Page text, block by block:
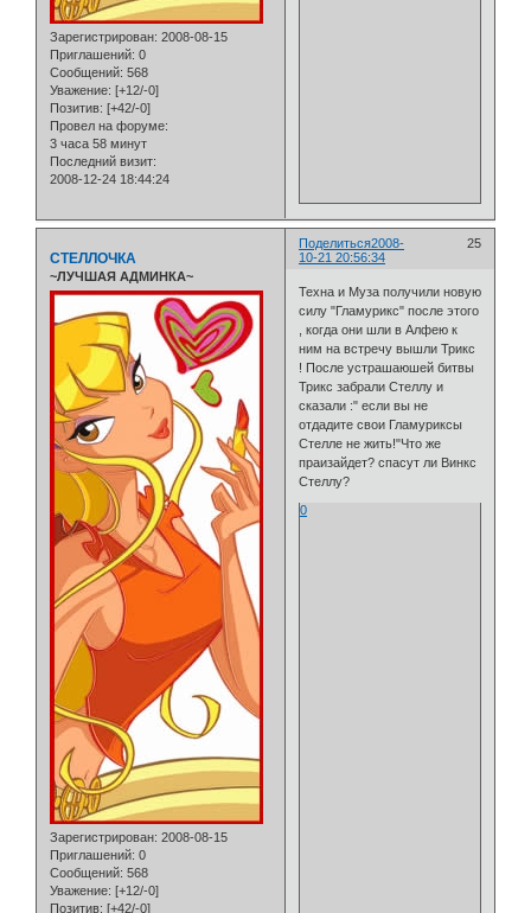
Зарегистрирован: 2008-08-15
Приглашений: 0
Сообщений: 568
Уважение: [+12/-0]
Позитив: [+42/-0]
Провел на форуме:
3 часа 58 минут
Последний визит:
2008-12-24 18:44:24
Поделиться 25
2008-
10-21 20:56:34
СТЕЛЛОЧКА
~ЛУЧШАЯ АДМИНКА~
Зарегистрирован: 2008-08-15
Приглашений: 0
Сообщений: 568
Уважение: [+12/-0]
Позитив: [+42/-0]
Техна и Муза получили новую
силу "Гламурикс" после этого
, когда они шли в Алфею к
ним на встречу вышли Трикс
! После устрашаюшей битвы
Трикс забрали Стеллу и
сказали :" если вы не
отдадите свои Гламуриксы
Стелле не жить!"Что же
праизайдет? спасут ли Винкс
Стеллу?
0